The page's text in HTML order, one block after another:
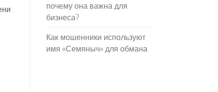
почему она важна для
бизнеса?
Как мошенники используют
имя «Семяныч» для обмана